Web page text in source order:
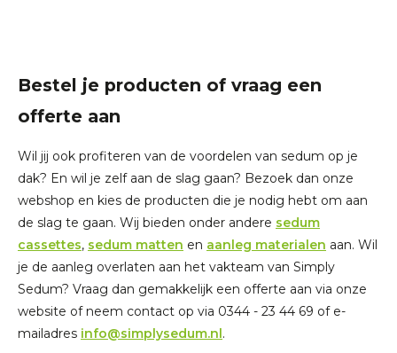
Bestel je producten of vraag een
offerte aan
Wil jij ook profiteren van de voordelen van sedum op je
dak? En wil je zelf aan de slag gaan? Bezoek dan onze
webshop en kies de producten die je nodig hebt om aan
de slag te gaan. Wij bieden onder andere sedum
cassettes, sedum matten en aanleg materialen aan. Wil
je de aanleg overlaten aan het vakteam van Simply
Sedum? Vraag dan gemakkelijk een offerte aan via onze
website of neem contact op via 0344 - 23 44 69 of e-
mailadres info@simplysedum.nl.